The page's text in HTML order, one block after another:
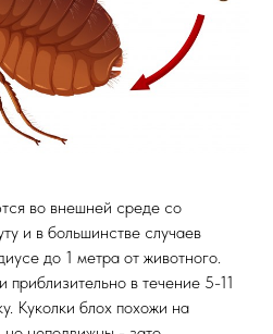
во внешней среде со
и в большинстве случаев
до 1 метра от животного.
в течение 5-11
Куколки блох похожи на